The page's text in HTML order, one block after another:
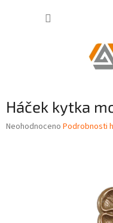
Háček kytka
Průměrné
Neohodnoceno Podrobnosti